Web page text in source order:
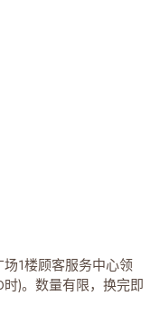
1楼顾客服务中心领
)。数量有限，换完即